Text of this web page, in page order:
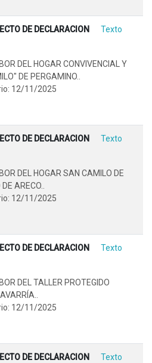
DE DECLARACION
Texto
DEL HOGAR CONVIVENCIAL Y
DE PERGAMINO..
12/11/2025
DE DECLARACION
Texto
DEL HOGAR SAN CAMILO DE
ARECO..
12/11/2025
DE DECLARACION
Texto
DEL TALLER PROTEGIDO
12/11/2025
DE DECLARACION
Texto